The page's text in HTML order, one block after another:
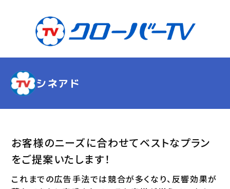
シネアド
お客様のニーズに合わせてベストなプラン
をご提案いたします！
これまでの広告手法では競合が多くなり、反響効果が